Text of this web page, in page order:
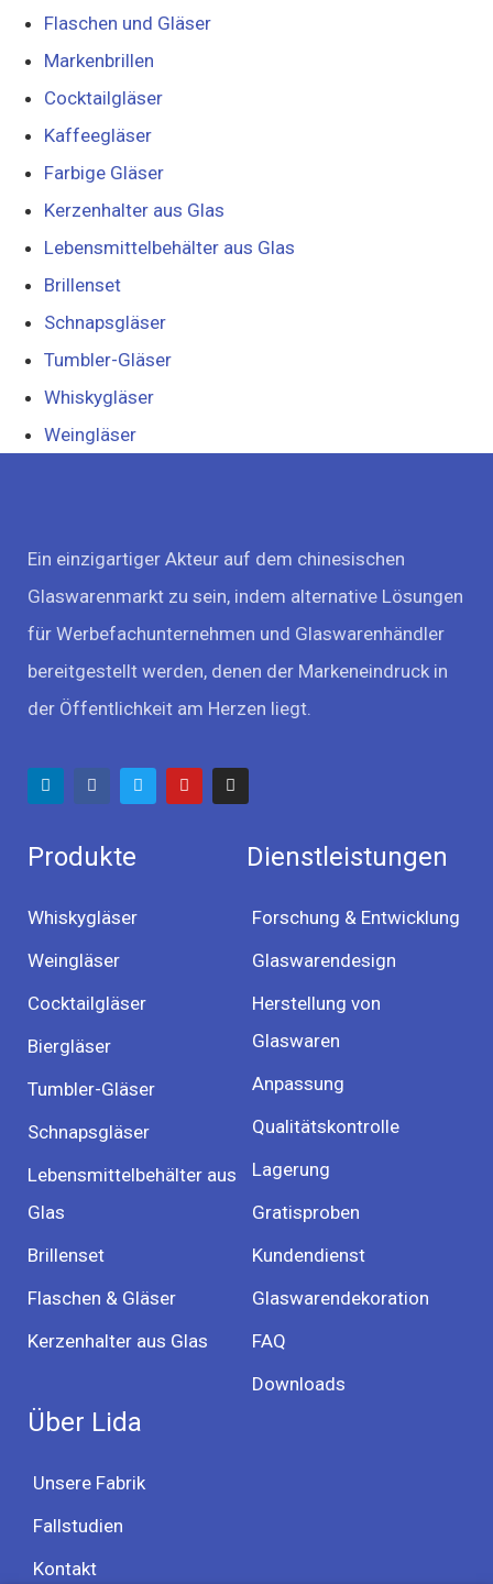
Flaschen und Gläser
Markenbrillen
Cocktailgläser
Kaffeegläser
Farbige Gläser
Kerzenhalter aus Glas
Lebensmittelbehälter aus Glas
Brillenset
Schnapsgläser
Tumbler-Gläser
Whiskygläser
Weingläser
Ein einzigartiger Akteur auf dem chinesischen
Glaswarenmarkt zu sein, indem alternative Lösungen
für Werbefachunternehmen und Glaswarenhändler
bereitgestellt werden, denen der Markeneindruck in
der Öffentlichkeit am Herzen liegt.
Produkte
Whiskygläser
Weingläser
Cocktailgläser
Biergläser
Tumbler-Gläser
Schnapsgläser
Lebensmittelbehälter aus
Glas
Brillenset
Flaschen & Gläser
Kerzenhalter aus Glas
Dienstleistungen
Forschung & Entwicklung
Glaswarendesign
Herstellung von
Glaswaren
Anpassung
Qualitätskontrolle
Lagerung
Gratisproben
Kundendienst
Glaswarendekoration
FAQ
Downloads
Über Lida
Unsere Fabrik
Fallstudien
Kontakt